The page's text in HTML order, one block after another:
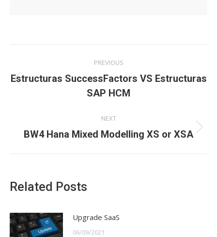
navigation
PREVIOUS
Previous
post:
Estructuras SuccessFactors VS Estructuras
SAP HCM
NEXT
Next
BW4 Hana Mixed Modelling XS or XSA
Related Posts
Upgrade SaaS
06/09/2021